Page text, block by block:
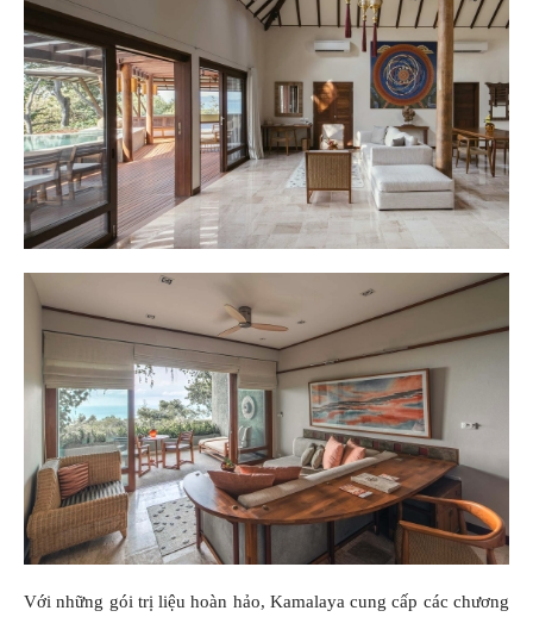
Với những gói trị liệu hoàn hảo, Kamalaya cung cấp các chương